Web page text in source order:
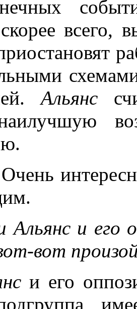
всего,
Альянс
Альянс и его
вот
и его